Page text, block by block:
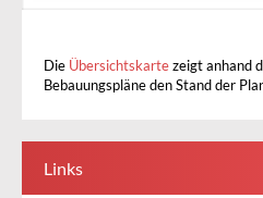
Die Übersichtskarte zeigt anhand
Bebauungspläne den Stand der
Links